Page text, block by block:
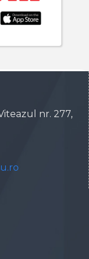
nr. 277,